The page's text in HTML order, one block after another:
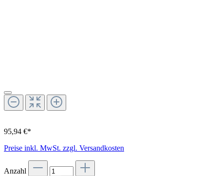
95,94 €*
Preise inkl. MwSt. zzgl. Versandkosten
Anzahl